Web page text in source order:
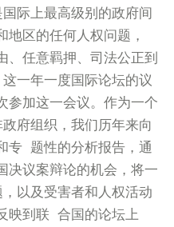
际上最高级别的政府间
地区的任何人权问题，
、任意羁押、司法公正到
一年一度国际论坛的议
参加这一会议。作为一个
府组织，我们历年来向
专 题性的分析报告，通
决议案辩论的机会，将一
以及受害者和人权活动
映到联 合国的论坛上